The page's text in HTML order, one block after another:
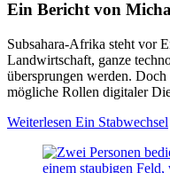
Ein Bericht von
Subsahara-Afrika steht vor
Landwirtschaft, ganze
übersprungen werden.
mögliche Rollen digitaler
Weiterlesen Ein Stabwechsel